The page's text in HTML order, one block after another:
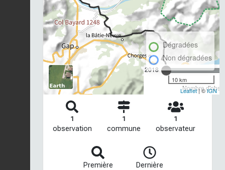
2018
Nombre
Dégradées
Non dégradées
10 km
Leaflet| ©IGN
1
observation
1
commune
1
observateur
Première
Dernière